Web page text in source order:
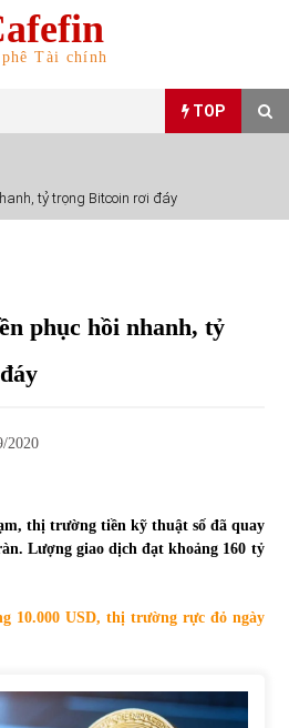
phê Tài chính
TOP
hàng Việt Nam nhập khẩu nhiều nhất tháng
2022
hàng Việt Nam xuất khẩu nhiều nhất tháng
3.6.2022: CTCK mua ròng 28,7 tỷ đồng
tỷ trọng Bitcoin rơi đáy
phục hồi nhanh, tỷ
2020
thị trường tiền kỹ thuật số đã quay
Lượng giao dịch đạt khoảng 160 tỷ
10.000 USD, thị trường rực đỏ ngày